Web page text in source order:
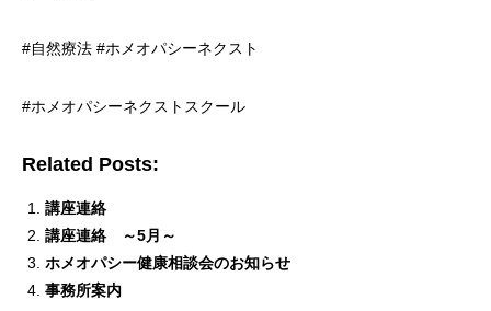
#自然療法 #ホメオパシーネクスト
#ホメオパシーネクストスクール
Related Posts:
講座連絡
講座連絡 ～5月～
ホメオパシー健康相談会のお知らせ
事務所案内